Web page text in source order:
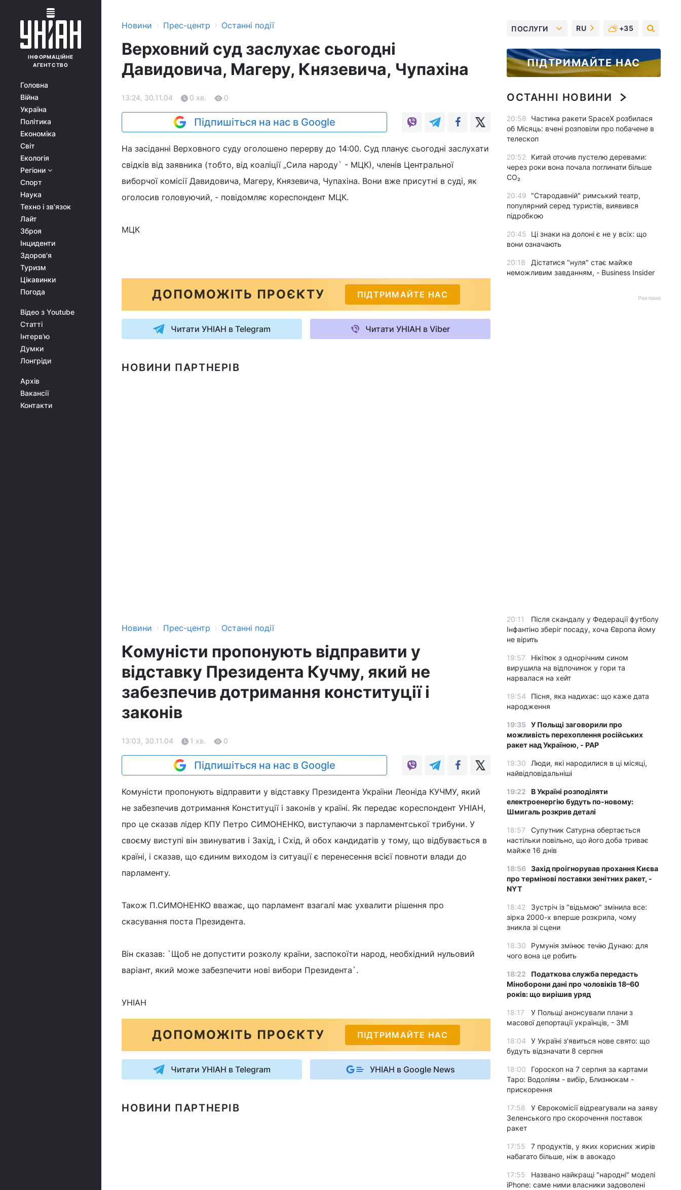
ІНФОРМАЦІЙНЕ
АГЕНТСТВО
Головна
Війна
Україна
Політика
Економіка
Світ
Екологія
Регіони
Спорт
Наука
Техно і зв'язок
Лайт
Зброя
Інциденти
Здоров'я
Туризм
Цікавинки
Погода
Відео з Youtube
Статті
Інтерв'ю
Думки
Лонгріди
Архів
Вакансії
Контакти
Новини › Прес-центр › Останні події
Верховний суд заслухає сьогодні
Давидовича, Магеру, Князевича, Чупахіна
13:24, 30.11.04 0 хв. 0
Підпишіться на нас в Google
На засіданні Верховного суду оголошено перерву до 14:00. Суд планує сьогодні заслухати
свідків від заявника (тобто, від коаліції „Сила народу` - МЦК), членів Центральної
виборчої комісії Давидовича, Магеру, Князевича, Чупахіна. Вони вже присутні в суді, як
оголосив головуючий, - повідомляє кореспондент МЦК.
МЦК
ДОПОМОЖІТЬ ПРОЄКТУ ПІДТРИМАЙТЕ НАС
Читати УНІАН в Telegram Читати УНІАН в Viber
НОВИНИ ПАРТНЕРІВ
Новини › Прес-центр › Останні події
Комуністи пропонують відправити у
відставку Президента Кучму, який не
забезпечив дотримання конституції і
законів
13:03, 30.11.04 1 хв. 0
Підпишіться на нас в Google
Комуністи пропонують відправити у відставку Президента України Леоніда КУЧМУ, який
не забезпечив дотримання Конституції і законів у країні. Як передає кореспондент УНІАН,
про це сказав лідер КПУ Петро СИМОНЕНКО, виступаючи з парламентської трибуни. У
своєму виступі він звинуватив і Захід, і Схід, й обох кандидатів у тому, що відбувається в
країні, і сказав, що єдиним виходом із ситуації є перенесення всієї повноти влади до
парламенту.
Також П.СИМОНЕНКО вважає, що парламент взагалі має ухвалити рішення про
скасування поста Президента.
Він сказав: `Щоб не допустити розколу країни, заспокоїти народ, необхідний нульовий
варіант, який може забезпечити нові вибори Президента`.
УНІАН
ДОПОМОЖІТЬ ПРОЄКТУ ПІДТРИМАЙТЕ НАС
Читати УНІАН в Telegram УНІАН в Google News
НОВИНИ ПАРТНЕРІВ
ПОСЛУГИ RU +35
ПІДТРИМАЙТЕ НАС
ОСТАННІ НОВИНИ
20:58
Частина ракети SpaceX розбилася
об Місяць: вчені розповіли про побачене в
телескоп
20:52
Китай оточив пустелю деревами:
через роки вона почала поглинати більше
CO₂
20:49
"Стародавній" римський театр,
популярний серед туристів, виявився
підробкою
20:45
Ці знаки на долоні є не у всіх: що
вони означають
20:18
Дістатися "нуля" стає майже
неможливим завданням, - Business Insider
Реклама
20:11
Після скандалу у Федерації футболу
Інфантіно зберіг посаду, хоча Європа йому
не вірить
19:57
Нікітюк з однорічним сином
вирушила на відпочинок у гори та
нарвалася на хейт
19:54
Пісня, яка надихає: що каже дата
народження
19:35 У Польщі заговорили про
можливість перехоплення російських
ракет над Україною, - PAP
19:30
Люди, які народилися в ці місяці,
найвідповідальніші
19:22
В Україні розподіляти
електроенергію будуть по-новому:
Шмигаль розкрив деталі
18:57
Супутник Сатурна обертається
настільки повільно, що його доба триває
майже 16 днів
18:56 Захід проігнорував прохання Києва
про термінові поставки зенітних ракет, -
NYT
18:42
Зустріч із "відьмою" змінила все:
зірка 2000-х вперше розкрила, чому
зникла зі сцени
18:30
Румунія змінює течію Дунаю: для
чого вона це робить
18:22
Податкова служба передасть
Міноборони дані про чоловіків 18–60
років: що вирішив уряд
18:17
У Польщі анонсували плани з
масової депортації українців, - ЗМІ
18:04
У Україні з'явиться нове свято: що
будуть відзначати 8 серпня
18:00
Гороскоп на 7 серпня за картами
Таро: Водоліям - вибір, Близнюкам -
прискорення
17:58
У Єврокомісії відреагували на заяву
Зеленського про скорочення поставок
ракет
17:55
7 продуктів, у яких корисних жирів
набагато більше, ніж в авокадо
17:55
Названо найкращі "народні" моделі
iPhone: саме ними власники задоволені